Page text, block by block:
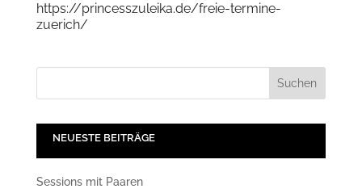
https://princesszuleika.de/freie-termine-
zuerich/
NEUESTE BEITRÄGE
Sessions mit Paaren